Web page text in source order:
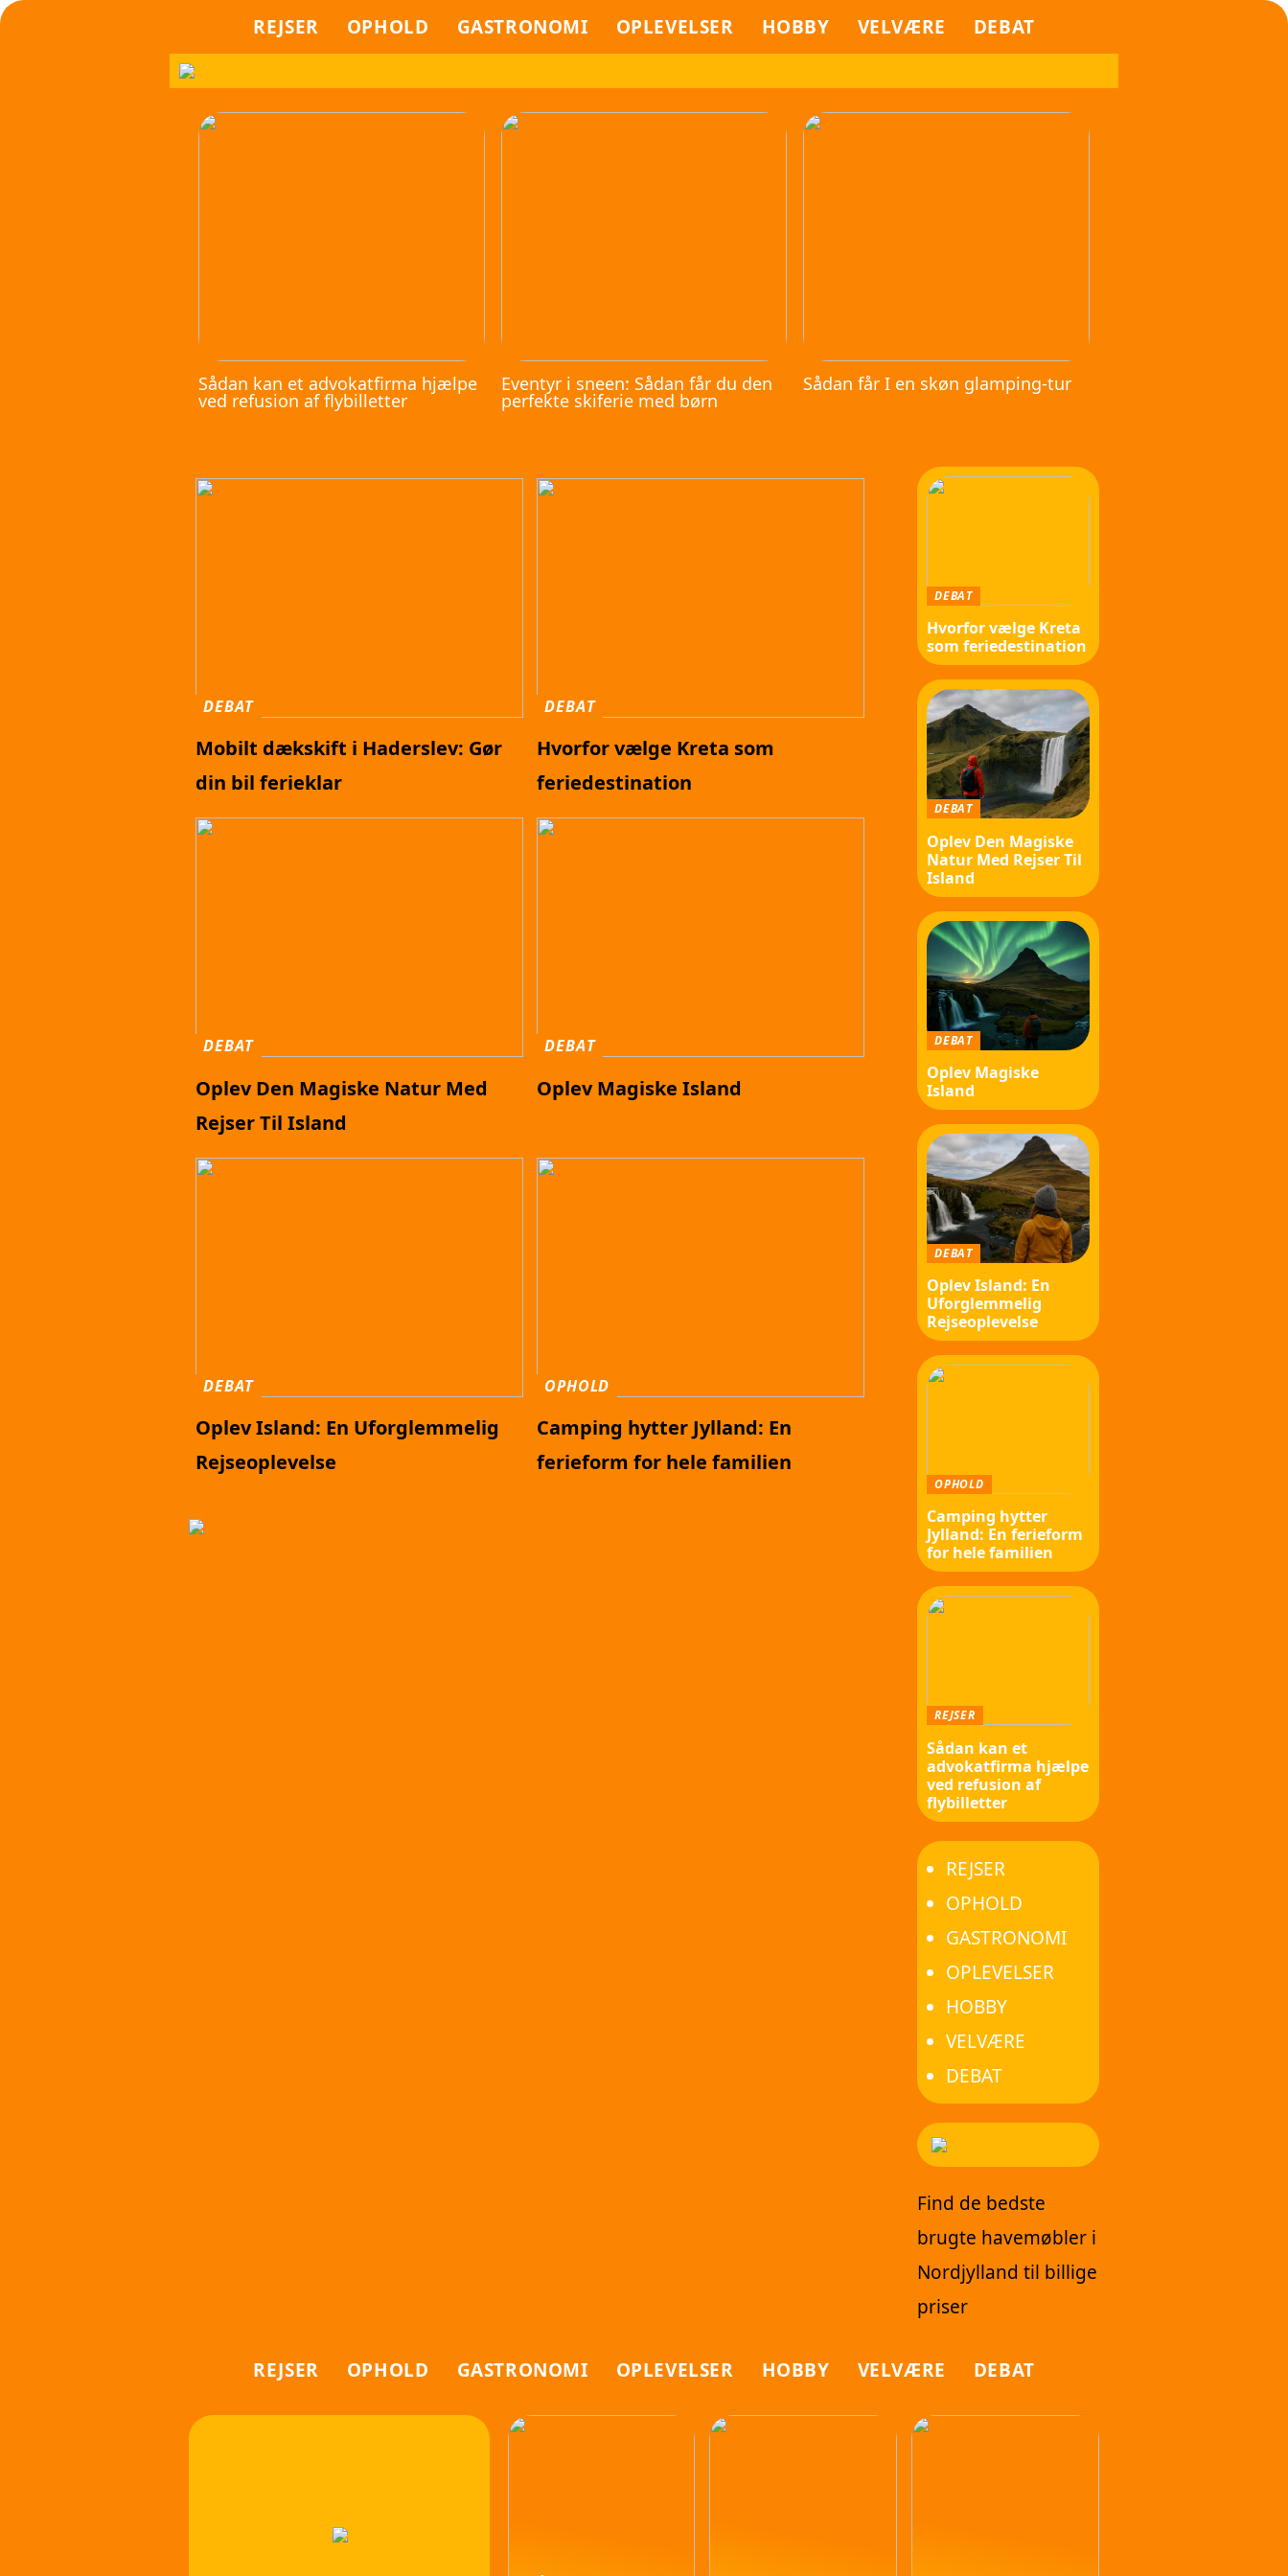
REJSER OPHOLD GASTRONOMI OPLEVELSER HOBBY VELVÆRE DEBAT
Sådan kan et advokatfirma hjælpe
ved refusion af flybilletter
Eventyr i sneen: Sådan får du den
perfekte skiferie med børn
Sådan får I en skøn glamping-tur
DEBAT
Mobilt dækskift i Haderslev: Gør
din bil ferieklar
DEBAT
Hvorfor vælge Kreta som
feriedestination
DEBAT
Oplev Den Magiske Natur Med
Rejser Til Island
DEBAT
Oplev Magiske Island
DEBAT
Oplev Island: En Uforglemmelig
Rejseoplevelse
OPHOLD
Camping hytter Jylland: En
ferieform for hele familien
DEBAT
Hvorfor vælge Kreta
som feriedestination
DEBAT
Oplev Den Magiske
Natur Med Rejser Til
Island
DEBAT
Oplev Magiske
Island
DEBAT
Oplev Island: En
Uforglemmelig
Rejseoplevelse
OPHOLD
Camping hytter
Jylland: En ferieform
for hele familien
REJSER
Sådan kan et
advokatfirma hjælpe
ved refusion af
flybilletter
REJSER
OPHOLD
GASTRONOMI
OPLEVELSER
HOBBY
VELVÆRE
DEBAT
Find de bedste
brugte havemøbler i
Nordjylland til billige
priser
REJSER OPHOLD GASTRONOMI OPLEVELSER HOBBY VELVÆRE DEBAT